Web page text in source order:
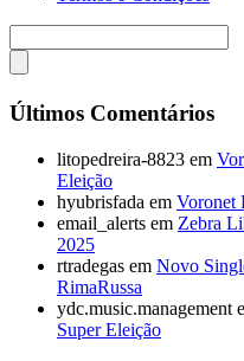
Últimos Comentários
litopedreira-8823 em
Eleição
hyubrisfada em Voronet
email_alerts em Zebra
2025
rtradegas em Novo
RimaRussa
ydc.music.management
Super Eleição